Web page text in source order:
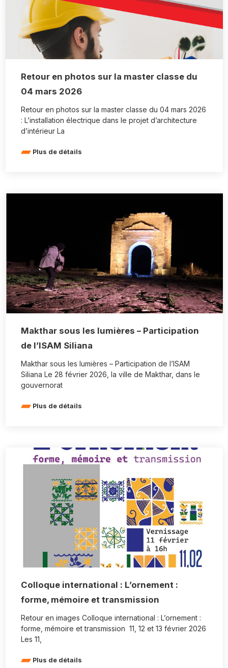
Retour en photos sur la master classe du
04 mars 2026
Retour en photos sur la master classe du 04 mars 2026
: L’installation électrique dans le projet d’architecture
d’intérieur La
Plus de détails
Makthar sous les lumières – Participation
de l’ISAM Siliana
Makthar sous les lumières – Participation de l’ISAM
Siliana Le 28 février 2026, la ville de Makthar, dans le
gouvernorat
Plus de détails
Colloque international : L’ornement :
forme, mémoire et transmission
Retour en images Colloque international : L’ornement :
forme, mémoire et transmission 11, 12 et 13 février 2026
Les 11,
Plus de détails